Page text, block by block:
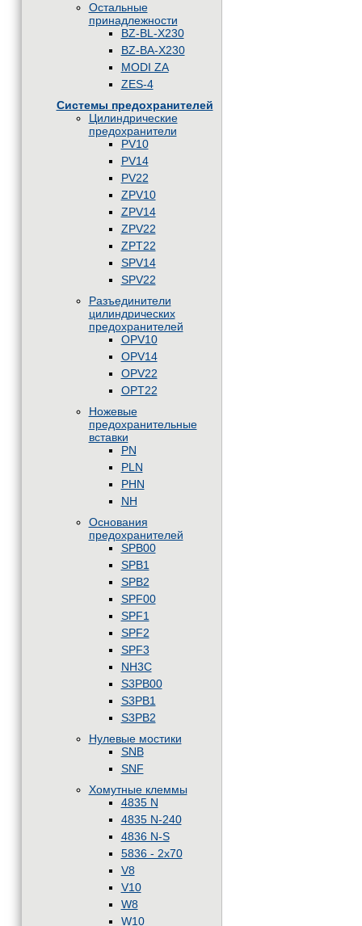
Остальные
принадлежности
BZ-BL-X230
BZ-BA-X230
MODI ZA
ZES-4
Системы предохранителей
Цилиндрические
предохранители
PV10
PV14
PV22
ZPV10
ZPV14
ZPV22
ZPT22
SPV14
SPV22
Разъединители
цилиндрических
предохранителей
OPV10
OPV14
OPV22
OPT22
Ножевые
предохранительные
вставки
PN
PLN
PHN
NH
Основания
предохранителей
SPB00
SPB1
SPB2
SPF00
SPF1
SPF2
SPF3
NH3C
S3PB00
S3PB1
S3PB2
Нулевые мостики
SNB
SNF
Хомутные клеммы
4835 N
4835 N-240
4836 N-S
5836 - 2x70
V8
V10
W8
W10